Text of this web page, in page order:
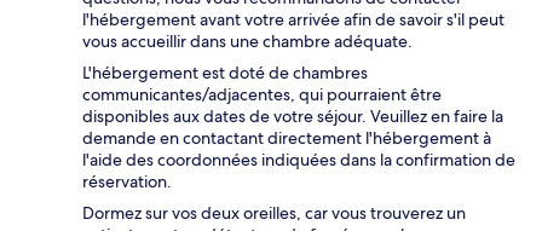
l'hébergement avant votre arrivée afin de savoir s'il peut
vous accueillir dans une chambre adéquate.
L'hébergement est doté de chambres
communicantes/adjacentes, qui pourraient être
disponibles aux dates de votre séjour. Veuillez en faire la
demande en contactant directement l'hébergement à
l'aide des coordonnées indiquées dans la confirmation de
réservation.
Dormez sur vos deux oreilles, car vous trouverez un